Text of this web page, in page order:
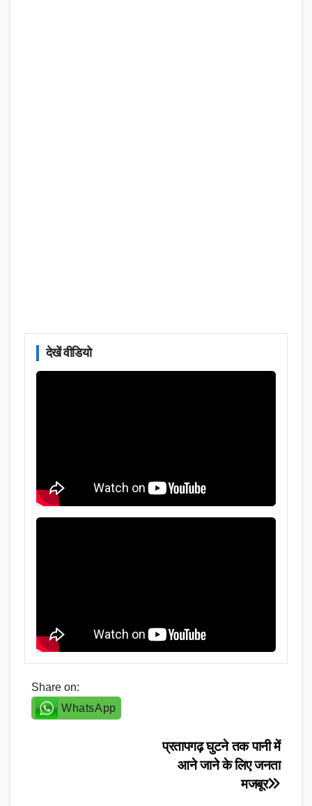
देखें वीडियो
Share on:
WhatsApp
प्रतापगढ़ घुटने तक पानी में
आने जाने के लिए जनता
मजबूर